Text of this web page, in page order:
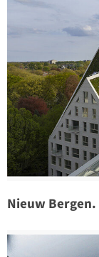
Nieuw Bergen.